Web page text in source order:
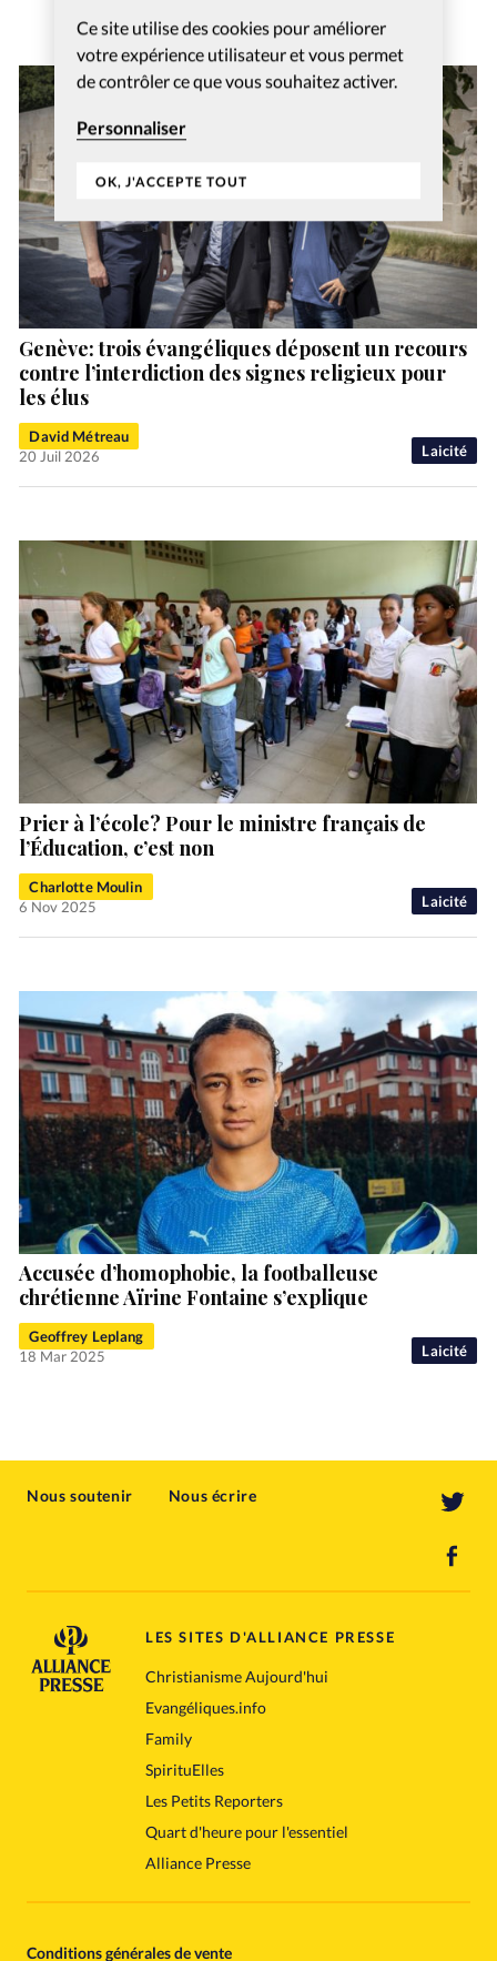
Ce site utilise des cookies pour améliorer
votre expérience utilisateur et vous permet
de contrôler ce que vous souhaitez activer.
Personnaliser
OK, J'ACCEPTE TOUT
Laicité
Genève: trois évangéliques déposent un recours
contre l’interdiction des signes religieux pour
les élus
David Métreau
20 Juil 2026
Laicité
Prier à l’école? Pour le ministre français de
l’Éducation, c’est non
Charlotte Moulin
6 Nov 2025
Laicité
Accusée d’homophobie, la footballeuse
chrétienne Aïrine Fontaine s’explique
Geoffrey Leplang
18 Mar 2025
Nous soutenir Nous écrire
LES SITES D'ALLIANCE PRESSE
Christianisme Aujourd'hui
Evangéliques.info
Family
SpirituElles
Les Petits Reporters
Quart d'heure pour l'essentiel
Alliance Presse
Conditions générales de vente